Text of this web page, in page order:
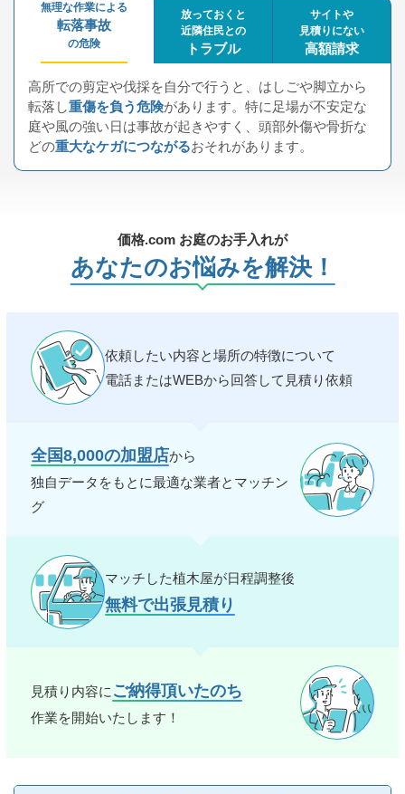
無理な作業による
転落事故
の危険
放っておくと
近隣住民との
トラブル
サイトや
見積りにない
高額請求
高所での剪定や伐採を自分で行うと、はしごや脚立から
転落し重傷を負う危険があります。特に足場が不安定な
庭や風の強い日は事故が起きやすく、頭部外傷や骨折な
どの重大なケガにつながるおそれがあります。
おそれがあります。
被害もあり、注意が必要です。価格.com お庭のお手入れが
あなたのお悩みを解決！
依頼したい内容と場所の特徴について
電話またはWEBから回答して見積り依頼
全国8,000の加盟店から
独自データをもとに最適な業者とマッチン
グ
マッチした植木屋が日程調整後
無料で出張見積り
見積り内容に ご納得頂いたのち
作業を開始いたします！